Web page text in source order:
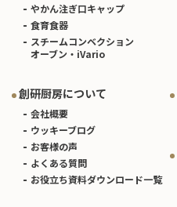
やかん注ぎ口キャップ
食育食器
スチームコンベクション
オーブン・iVario
創研厨房について
会社概要
ウッキーブログ
お客様の声
よくある質問
お役立ち資料ダウンロード一覧